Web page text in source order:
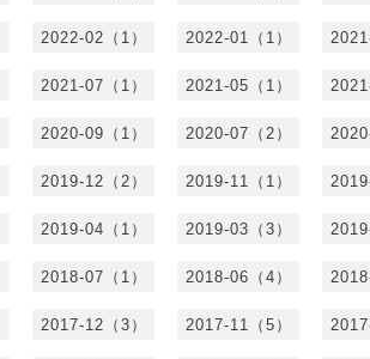
2022-02（1） 2022-01（1）
2021-07（1） 2021-05（1）
2020-09（1） 2020-07（2）
2019-12（2） 2019-11（1）
2019-04（1） 2019-03（3）
2018-07（1） 2018-06（4）
2017-12（3） 2017-11（5）